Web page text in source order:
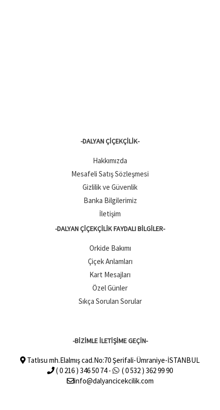
-DALYAN ÇIÇEKÇILIK-
Hakkımızda
Mesafeli Satış Sözleşmesi
Gizlilik ve Güvenlik
Banka Bilgilerimiz
İletişim
-DALYAN ÇIÇEKÇILIK FAYDALI BILGILER-
Orkide Bakımı
Çiçek Anlamları
Kart Mesajları
Özel Günler
Sıkça Sorulan Sorular
-BİZİMLE İLETİŞİME GEÇİN-
Tatlısu mh.Elalmış cad.No:70 Şerifali-Ümraniye-İSTANBUL
( 0 216 ) 346 50 74 -
( 0 532 ) 362 99 90
info@dalyancicekcilik.com